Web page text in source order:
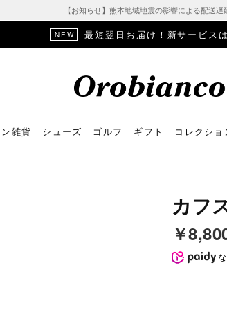
【お知らせ】熊本地域地震の影響による配送遅
NEW 最短翌日お届け！新サービス
雑貨 シューズ ゴルフ ギフト コレクショ
カフ
￥